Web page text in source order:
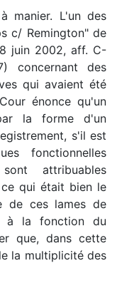
manier. L'un des
c/ Remington" de
juin 2002, aff. C-
concernant des
qui avaient été
énonce qu'un
la forme d'un
s'il est
fonctionnelles
attribuables
qui était bien le
de ces lames de
à la fonction du
que, dans cette
la multiplicité des